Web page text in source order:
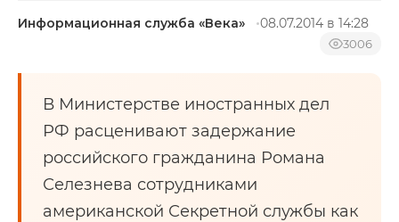
КУЛЬТУРА
НОВОСТИ
Информационная служба «Века» 08.07.2014 в 14:28
3006
В Министерстве иностранных дел
РФ расценивают задержание
российского гражданина Романа
Селезнева сотрудниками
американской Секретной службы как